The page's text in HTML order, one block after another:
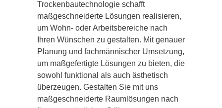
Trockenbautechnologie schafft
maßgeschneiderte Lösungen realisieren,
um Wohn- oder Arbeitsbereiche nach
Ihren Wünschen zu gestalten. Mit genauer
Planung und fachmännischer Umsetzung,
um maßgefertigte Lösungen zu bieten, die
sowohl funktional als auch ästhetisch
überzeugen. Gestalten Sie mit uns
maßgeschneiderte Raumlösungen nach